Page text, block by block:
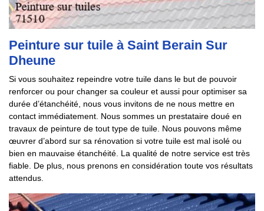
Peinture sur tuile à Saint Berain Sur
Dheune
Si vous souhaitez repeindre votre tuile dans le but de pouvoir
renforcer ou pour changer sa couleur et aussi pour optimiser sa
durée d’étanchéité, nous vous invitons de ne nous mettre en
contact immédiatement. Nous sommes un prestataire doué en
travaux de peinture de tout type de tuile. Nous pouvons même
œuvrer d’abord sur sa rénovation si votre tuile est mal isolé ou
bien en mauvaise étanchéité. La qualité de notre service est très
fiable. De plus, nous prenons en considération toute vos résultats
attendus.